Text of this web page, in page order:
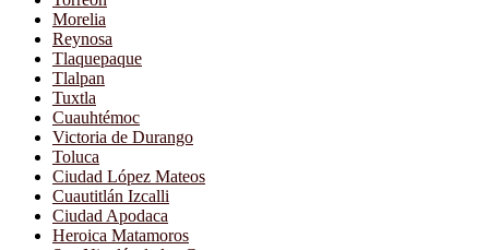
Morelia
Reynosa
Tlaquepaque
Tlalpan
Tuxtla
Cuauhtémoc
Victoria de Durango
Toluca
Ciudad López Mateos
Cuautitlán Izcalli
Ciudad Apodaca
Heroica Matamoros